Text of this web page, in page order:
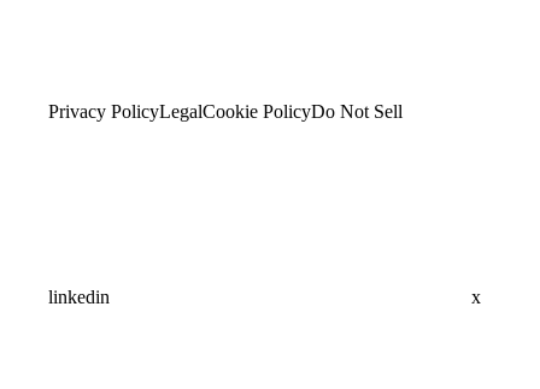
Privacy PolicyLegalCookie PolicyDo Not Sell
linkedin x